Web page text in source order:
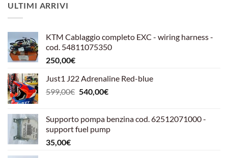
ULTIMI ARRIVI
KTM Cablaggio completo EXC - wiring harness -
cod. 54811075350
250,00€
Just1 J22 Adrenaline Red-blue
599,00€ Il
era:
599,00€.
540,00€Il
è:
540,00€.
Supporto pompa benzina cod. 62512071000 -
support fuel pump
35,00€